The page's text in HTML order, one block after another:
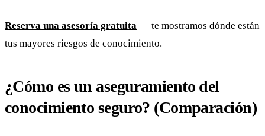
Reserva una asesoría gratuita — te mostramos dónde están
tus mayores riesgos de conocimiento.
¿Cómo es un aseguramiento del
conocimiento seguro? (Comparación)